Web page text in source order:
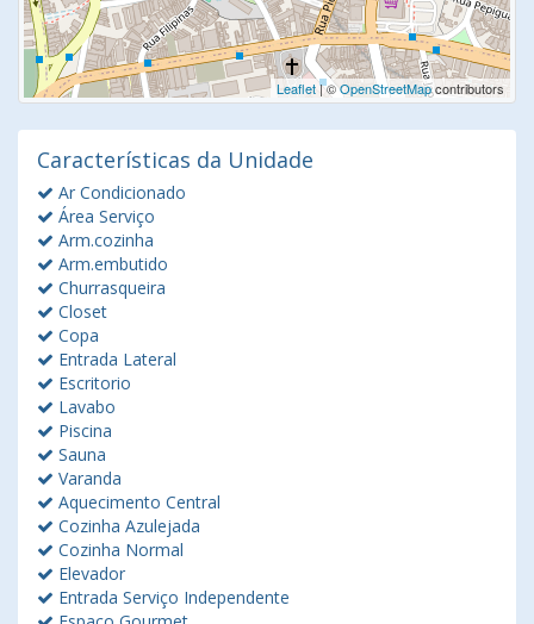
Leaflet| ©OpenStreetMapcontributors
Características da Unidade
Ar Condicionado
Área Serviço
Arm.cozinha
Arm.embutido
Churrasqueira
Closet
Copa
Entrada Lateral
Escritorio
Lavabo
Piscina
Sauna
Varanda
Aquecimento Central
Cozinha Azulejada
Cozinha Normal
Elevador
Entrada Serviço Independente